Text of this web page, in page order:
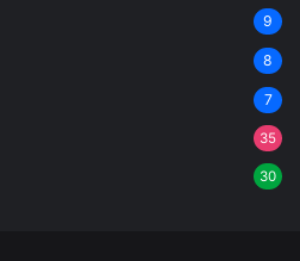
9
8
7
35
30